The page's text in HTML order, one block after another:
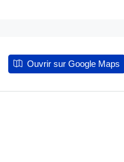
Ouvrir sur Google Maps